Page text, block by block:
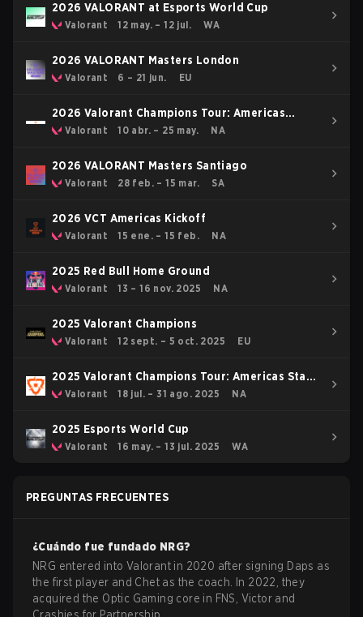
2026 VALORANT at Esports World Cup
Valorant 12 may. – 12 jul. WA
2026 VALORANT Masters London
Valorant 6 – 21 jun. EU
2026 Valorant Champions Tour: Americas
Stage 1
Valorant 10 abr. – 25 may. NA
2026 VALORANT Masters Santiago
Valorant 28 feb. – 15 mar. SA
2026 VCT Americas Kickoff
Valorant 15 ene. – 15 feb. NA
2025 Red Bull Home Ground
Valorant 13 – 16 nov. 2025 NA
2025 Valorant Champions
Valorant 12 sept. – 5 oct. 2025 EU
2025 Valorant Champions Tour: Americas Stage
2 Valorant 18 jul. – 31 ago. 2025 NA
2025 Esports World Cup
Valorant 16 may. – 13 jul. 2025 WA
PREGUNTAS FRECUENTES
¿Cuándo fue fundado NRG?
NRG entered into Valorant in 2020 after signing Daps as
the first player and Chet as the coach. In 2022, they
acquired the Optic Gaming core in FNS, Victor and